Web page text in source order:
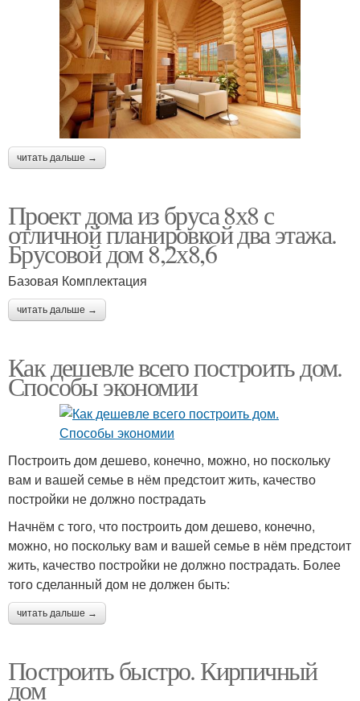
читать дальше →
Проект дома из бруса 8х8 с
отличной планировкой два этажа.
Брусовой дом 8,2х8,6
Базовая Комплектация
читать дальше →
Как дешевле всего построить дом.
Способы экономии
Построить дом дешево, конечно, можно, но поскольку
вам и вашей семье в нём предстоит жить, качество
постройки не должно пострадать
Начнём с того, что построить дом дешево, конечно,
можно, но поскольку вам и вашей семье в нём предстоит
жить, качество постройки не должно пострадать. Более
того сделанный дом не должен быть:
читать дальше →
Построить быстро. Кирпичный
дом